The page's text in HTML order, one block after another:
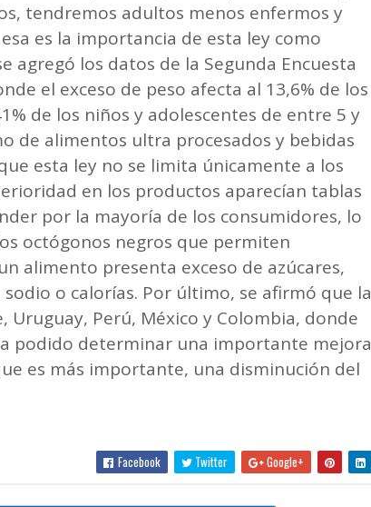
tendremos adultos menos enfermos y
es la importancia de esta ley como
agregó los datos de la Segunda Encuesta
el exceso de peso afecta al 13,6% de los
de los niños y adolescentes de entre 5 y
de alimentos ultra procesados y bebidas
esta ley no se limita únicamente a los
en los productos aparecían tablas
por la mayoría de los consumidores, lo
octógonos negros que permiten
alimento presenta exceso de azúcares,
o calorías. Por último, se afirmó que la
Uruguay, Perú, México y Colombia, donde
podido determinar una importante mejora
es más importante, una disminución del
Facebook Twitter Google+